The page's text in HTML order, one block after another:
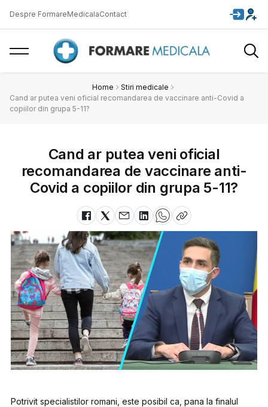
Despre FormareMedicalaContact
Home
Stiri medicale
Cand ar putea veni oficial recomandarea de vaccinare anti-Covid a
copiilor din grupa 5-11?
Cand ar putea veni oficial
recomandarea de vaccinare anti-
Covid a copiilor din grupa 5-11?
Potrivit specialistilor romani, este posibil ca, pana la finalul